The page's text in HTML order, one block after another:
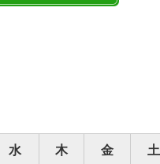
水 木 金 土